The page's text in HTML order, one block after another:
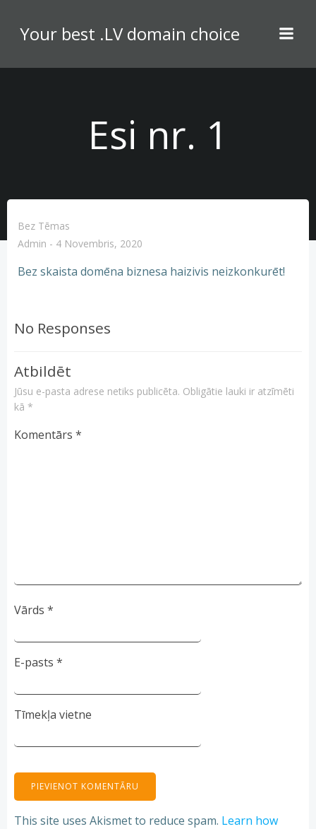
content
Your best .LV domain choice
Esi nr. 1
Bez Tēmas
Admin - 4 Novembris, 2020
Bez skaista domēna biznesa haizivis neizkonkurēt!
No Responses
Atbildēt
Jūsu e-pasta adrese netiks publicēta. Obligātie lauki ir atzīmēti
kā *
Komentārs *
Vārds *
E-pasts *
Tīmekļa vietne
This site uses Akismet to reduce spam. Learn how